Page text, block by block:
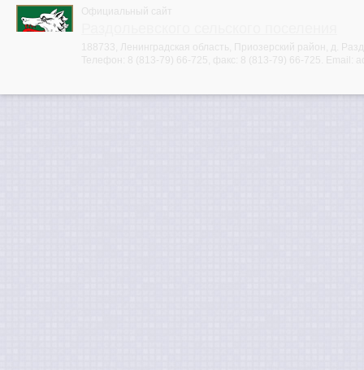
Официальный сайт
188733, Ленинградская область, Приозерский район, д.
Телефон:
8 (813-79) 66-725 , факс: 8 (813-79) 66-725 . Email: